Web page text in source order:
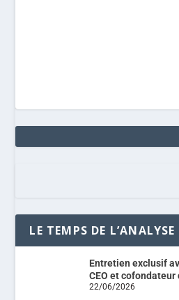
LE TEMPS DE L’ANALYSE
Entretien exclusif
CEO et cofondateur
22/06/2026